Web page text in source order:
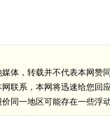
体，转载并不代表本网赞
联系，本网将迅速给您回
同一地区可能存在一些浮